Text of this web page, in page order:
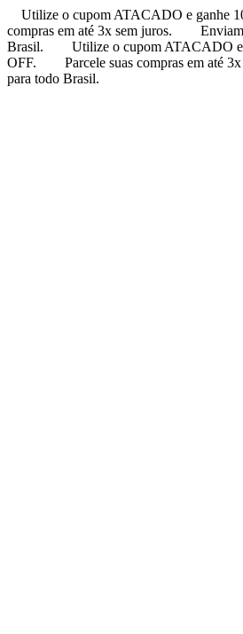
Utilize o cupom ATACADO e ganhe
compras em até 3x sem juros.
Brasil.
Utilize o cupom ATACADO
OFF.
Parcele suas compras em até
para todo Brasil.